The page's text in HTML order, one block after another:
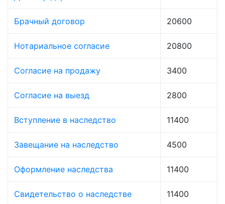
Брачный договор 20600
Нотариальное согласие 20800
Согласие на продажу 3400
Согласие на выезд 2800
Вступление в наследство 11400
Завещание на наследство 4500
Оформление наследства 11400
Свидетельство о наследстве 11400